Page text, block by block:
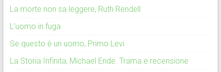
La morte non sa leggere, Ruth Rendell
L’uomo in fuga
Se questo è un uomo, Primo Levi
La Storia Infinita, Michael Ende. Trama e recensione